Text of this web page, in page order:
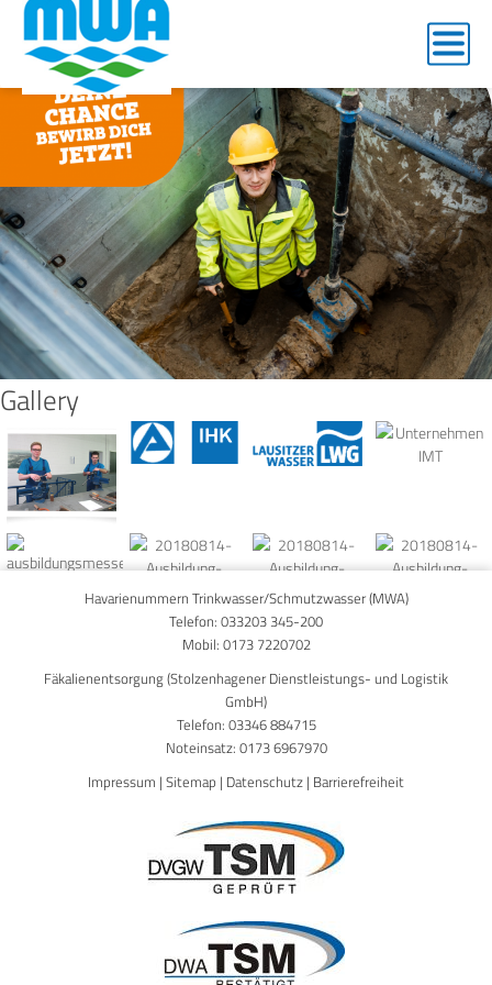
Tiefbaufacharbeiter
Gallery
Havarienummern Trinkwasser/Schmutzwasser (MWA)
Telefon: 033203 345-200
Mobil: 0173 7220702
Fäkalienentsorgung (Stolzenhagener Dienstleistungs- und Logistik
GmbH)
Telefon: 03346 884715
Noteinsatz: 0173 6967970
Impressum | Sitemap | Datenschutz | Barrierefreiheit